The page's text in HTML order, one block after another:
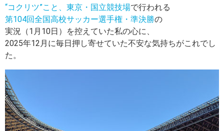
o
o
k
a
t
“コクリツ”こと、東京・国立競技場で行われる
第104回全国高校サッカー選手権・準決勝の
実況（1月10日）を控えていた私の心に、
2025年12月に毎日押し寄せていた不安な気持ちがこれでし
た。